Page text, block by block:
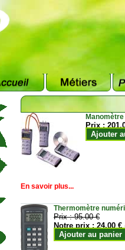
Prix :
Ajouter
En savoir plus...
Thermomètre
Prix :95.00 €
Notre prix :24.00 €
Ajouter au panier